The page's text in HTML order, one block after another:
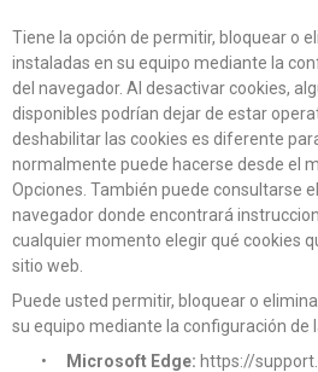
Tiene la opción de permitir, bloquear o
instaladas en su equipo mediante la
del navegador. Al desactivar cookies,
disponibles podrían dejar de estar
deshabilitar las cookies es diferente
normalmente puede hacerse desde el
Opciones. También puede consultarse
navegador donde encontrará
cualquier momento elegir qué cookies
sitio web.
Puede usted permitir, bloquear o
su equipo mediante la configuración de
•
Microsoft Edge: https://